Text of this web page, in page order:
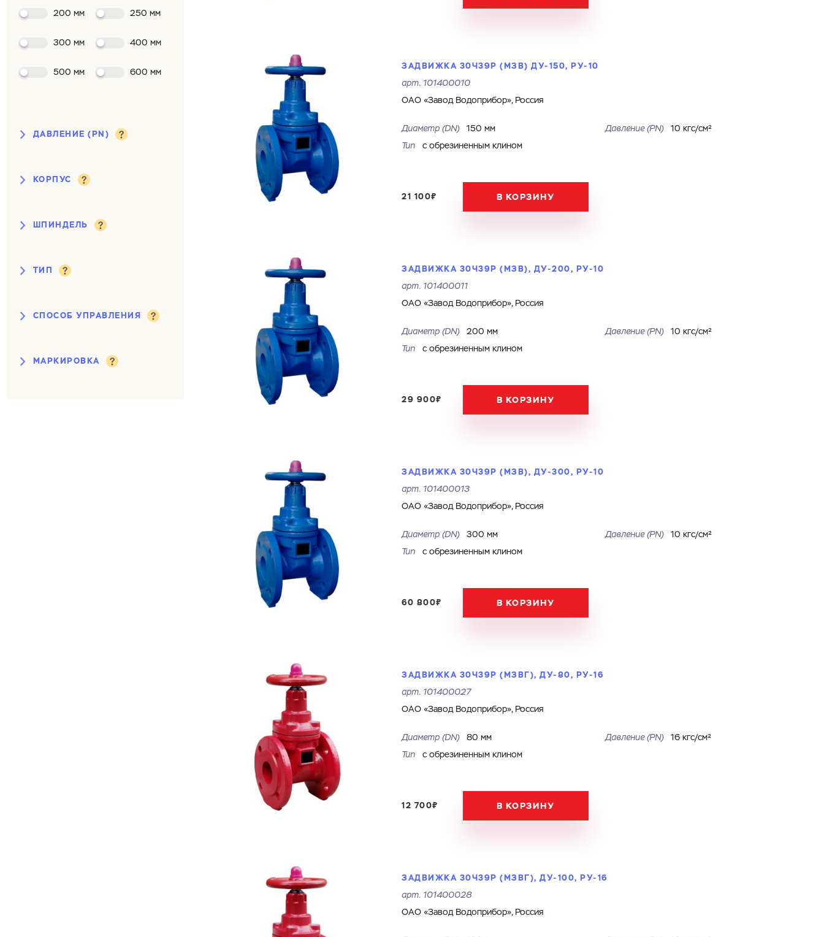
Имя Номер телефона
Перечислите товары, которые вас интересуют и укажите какую информацию
вы хотите по ним получить. Мы свяжемся с вами в ближайшее время.
Запросить Счёт
Имя
200 мм 250 мм
300 мм 400 мм
500 мм 600 мм
ДАВЛЕНИЕ (PN)
40 кгс/см²
КОРПУС
ШПИНДЕЛЬ
ТИП
с обрезиненным клином
СПОСОБ УПРАВЛЕНИЯ
МАРКИРОВКА
ЗАДВИЖКА 30Ч39Р (МЗВ) ДУ-150, РУ-10
арт. 101400010
ОАО «Завод Водоприбор», Россия
Диаметр (DN) 150 мм Давление (PN)
10 кгс/см²
Тип
с обрезиненным клином
21 100₽ В КОРЗИНУ
ЗАДВИЖКА 30Ч39Р (МЗВ), ДУ-200, РУ-10
арт. 101400011
ОАО «Завод Водоприбор», Россия
Диаметр (DN) 200 мм Давление (PN)
10 кгс/см²
Тип
с обрезиненным клином
29 900₽ В КОРЗИНУ
ЗАДВИЖКА 30Ч39Р (МЗВ), ДУ-300, РУ-10
арт. 101400013
ОАО «Завод Водоприбор», Россия
Диаметр (DN) 300 мм Давление (PN)
10 кгс/см²
Тип
с обрезиненным клином
60 800₽ В КОРЗИНУ
ЗАДВИЖКА 30Ч39Р (МЗВГ), ДУ-80, РУ-16
арт. 101400027
ОАО «Завод Водоприбор», Россия
Диаметр (DN) 80 мм Давление (PN)
16 кгс/см²
Тип
с обрезиненным клином
12 700₽ В КОРЗИНУ
ЗАДВИЖКА 30Ч39Р (МЗВГ), ДУ-100, РУ-16
арт. 101400028
ОАО «Завод Водоприбор», Россия